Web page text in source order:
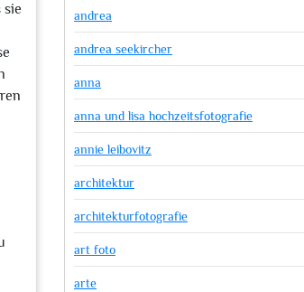
sie
andrea
andrea seekircher
anna
anna und lisa hochzeitsfotografie
annie leibovitz
architektur
architekturfotografie
art foto
arte